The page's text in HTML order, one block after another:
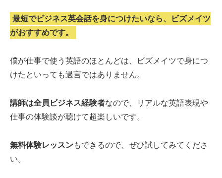
最短でビジネス英会話を身につけたいなら、ビズメイツ
がおすすめです。
僕が仕事で使う英語のほとんどは、ビズメイツで身につ
けたといっても過言ではありません。
講師は全員ビジネス経験者なので、リアルな英語表現や
仕事の体験談が聴けて超楽しいです。
無料体験レッスンもできるので、ぜひ試してみてくださ
い。